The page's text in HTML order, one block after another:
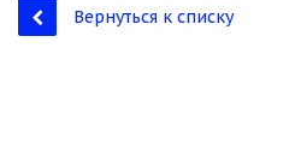
Вернуться к списку